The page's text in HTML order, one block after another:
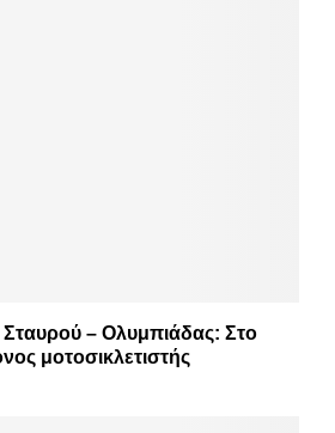
– Ολυμπιάδας: Στο
μοτοσικλετιστής